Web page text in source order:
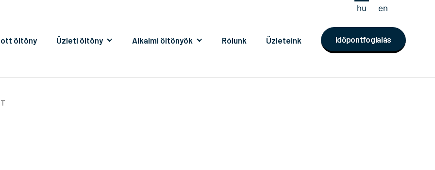
öltöny Üzleti öltöny Alkalmi öltönyök Rólunk Üzleteink Időpontfoglalás
hu en